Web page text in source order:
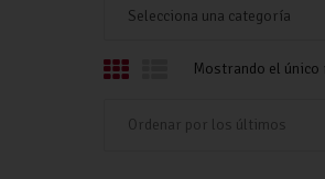
Mostrando el único
Selecciona una categoría